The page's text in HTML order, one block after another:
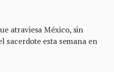
atraviesa México, sin
sacerdote esta semana en